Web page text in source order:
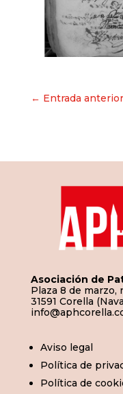
← Entrada anterior
Asociación de
Plaza 8 de marzo,
31591 Corella
Aviso legal
Política de
Política de